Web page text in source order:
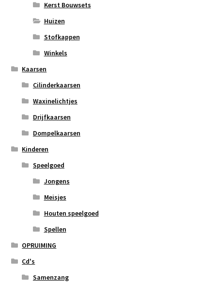
Kerst Bouwsets
Huizen
Stofkappen
Winkels
Kaarsen
Cilinderkaarsen
Waxinelichtjes
Drijfkaarsen
Dompelkaarsen
Kinderen
Speelgoed
Jongens
Meisjes
Houten speelgoed
Spellen
OPRUIMING
Cd's
Samenzang